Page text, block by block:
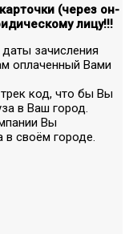
(через он-
лицу!!!
зачисления
оплаченный Вами
код, что бы Вы
в Ваш город.
Вы
в своём городе.